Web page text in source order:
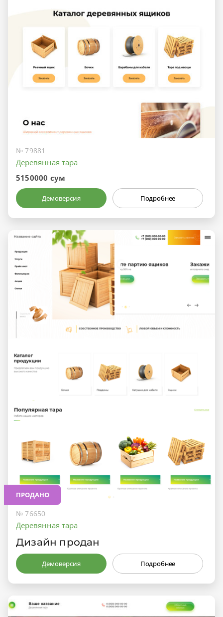
№ 79881
Деревянная тара
5150000 сум
Демоверсия Подробнее
ПРОДАНО
№ 76650
Деревянная тара
Дизайн продан
Демоверсия Подробнее